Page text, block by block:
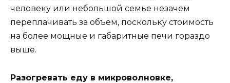
человеку или небольшой семье незачем
переплачивать за объем, поскольку стоимость
на более мощные и габаритные печи гораздо
выше.
Разогревать еду в микроволновке,